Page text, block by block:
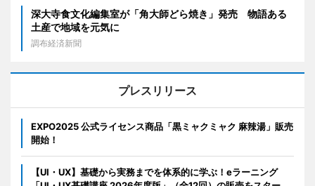
深大寺食文化編集室が「角大師どら焼き」発売 物語ある
土産で地域を元気に
調布経済新聞
プレスリリース
EXPO2025 公式ライセンス商品「黒ミャクミャク 麻辣湯」販売
開始！
【UI・UX】基礎から実務までを体系的に学ぶ！eラーニング